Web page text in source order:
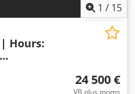
1 / 15
| Hours:
24 500 €
VB plus moms